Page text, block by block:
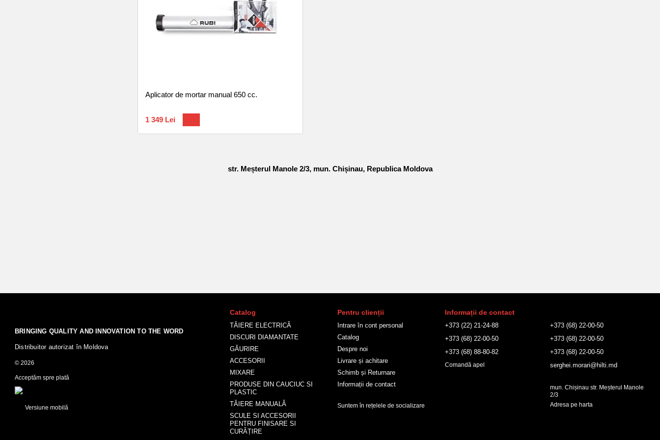
Aplicator de mortar manual 650 cc.
1 349 Lei
str. Meșterul Manole 2/3, mun. Chișinau, Republica Moldova
BRINGING QUALITY AND INNOVATION TO THE WORD
Distribuitor autorizat în Moldova
© 2026
Acceptăm spre plată
Versiune mobilă
Catalog
TĂIERE ELECTRICĂ
DISCURI DIAMANTATE
GĂURIRE
ACCESORII
MIXARE
PRODUSE DIN CAUCIUC SI
PLASTIC
TĂIERE MANUALĂ
SCULE SI ACCESORII
PENTRU FINISARE SI
CURĂȚIRE
Pentru clienții
Intrare în cont personal
Catalog
Despre noi
Livrare și achitare
Schimb și Returnare
Informații de contact
Suntem în rețelele de socializare
Informații de contact
+373 (22) 21-24-88
+373 (68) 22-00-50
+373 (68) 88-80-82
Comandă apel
+373 (68) 22-00-50
+373 (68) 22-00-50
+373 (68) 22-00-50
serghei.morari@hilti.md
mun. Chișinau str. Meșterul Manole
2/3
Adresa pe harta